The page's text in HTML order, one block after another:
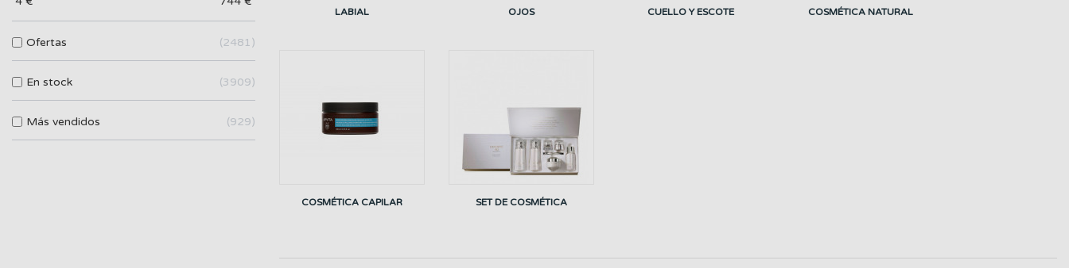
Ofertas 2481
En stock 3909
Más vendidos 929
LABIAL OJOS CUELLO Y ESCOTE COSMÉTICA NATURAL
COSMÉTICA CAPILAR SET DE COSMÉTICA